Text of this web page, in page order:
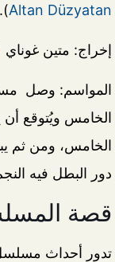
Altan Düzyatan
).
إخراج: متين غوناي
المواسم: وصل
الخامس، ومن ثم
دور البطل فيه
قصة
تدور أحداث